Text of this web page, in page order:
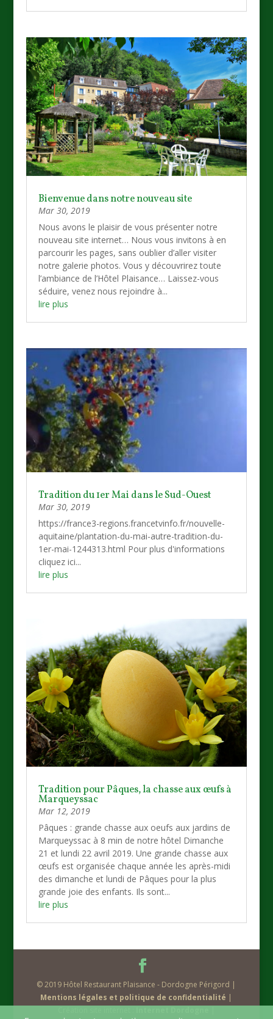
Bienvenue dans notre nouveau site
Mar 30, 2019
Nous avons le plaisir de vous présenter notre
nouveau site internet… Nous vous invitons à en
parcourir les pages, sans oublier d’aller visiter
notre galerie photos. Vous y découvrirez toute
l’ambiance de l’Hôtel Plaisance… Laissez-vous
séduire, venez nous rejoindre à...
lire plus
Tradition du 1er Mai dans le Sud-Ouest
Mar 30, 2019
https://france3-regions.francetvinfo.fr/nouvelle-
aquitaine/plantation-du-mai-autre-tradition-du-
1er-mai-1244313.html Pour plus d'informations
cliquez ici...
lire plus
Tradition pour Pâques, la chasse aux œufs à
Marqueyssac
Mar 12, 2019
Pâques : grande chasse aux oeufs aux jardins de
Marqueyssac à 8 min de notre hôtel Dimanche
21 et lundi 22 avril 2019. Une grande chasse aux
œufs est organisée chaque année les après-midi
des dimanche et lundi de Pâques pour la plus
grande joie des enfants. Ils sont...
lire plus
© 2019 Hôtel Restaurant Plaisance - Dordogne Périgord |
Mentions légales et politique de confidentialité |